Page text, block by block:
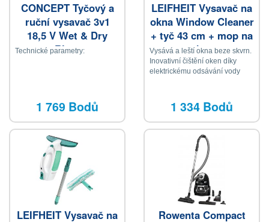
CONCEPT Tyčový a
ruční vysavač 3v1
18,5 V Wet & Dry
Riser
Technické parametry:
1 769 Bodů
LEIFHEIT Vysavač na
okna Window Cleaner
+ tyč 43 cm + mop na
okna
Vysává a leští okna beze skvrn.
Inovativní čištění oken díky
elektrickému odsávání vody
1 334 Bodů
LEIFHEIT Vysavač na
Rowenta Compact